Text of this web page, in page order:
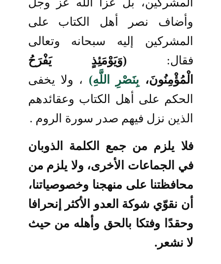
وأضاف نصر أهل الكتاب على
المشركين إليه سبحانه وتعالى
فقال: (وَيَوْمَئِذٍ يَفْرَحُ
الْمُؤْمِنُونَ، بِنَصْرِ اللَّهِ) ، ولا يخفى
الحكم على أهل الكتاب وعقائدهم
الذين نزل فيهم صدر سورة الروم .
فلا يلزم من جمع الكلمة الذوبان
في الجماعات الأخرى، ولا يلزم من
محافظتنا على منهجنا وخصوصياتنا،
أن نقوّي شوكة العدو الأكثر إنحرافا
وحقدًا وفتكا بالحق وأهله من حيث
لا نشعر.